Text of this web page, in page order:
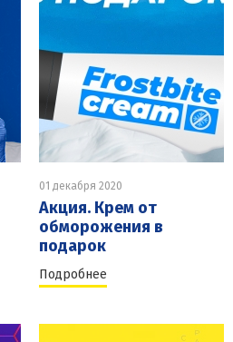
01 декабря 2020
Акция. Крем от
обморожения в
подарок
Подробнее